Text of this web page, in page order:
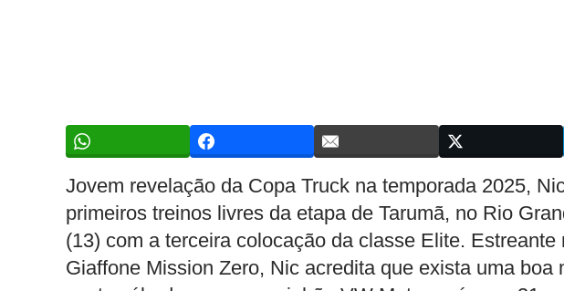
Jovem revelação da Copa Truck na temporada 2025,
primeiros treinos livres da etapa de Tarumã, no Rio
(13) com a terceira colocação da classe Elite.
Giaffone Mission Zero, Nic acredita que exista uma boa